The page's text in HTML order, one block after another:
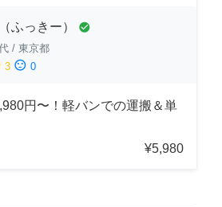
ふっきー） check_circle
/ 東京都
3 sentiment_dissatisfied 0
円〜！軽バンでの運搬＆単
¥5,980